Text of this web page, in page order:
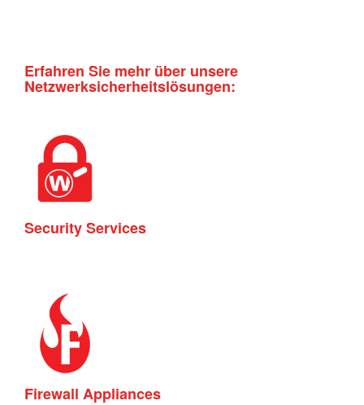
Erfahren Sie mehr über unsere
Netzwerksicherheitslösungen:
Security Services
Firewall Appliances